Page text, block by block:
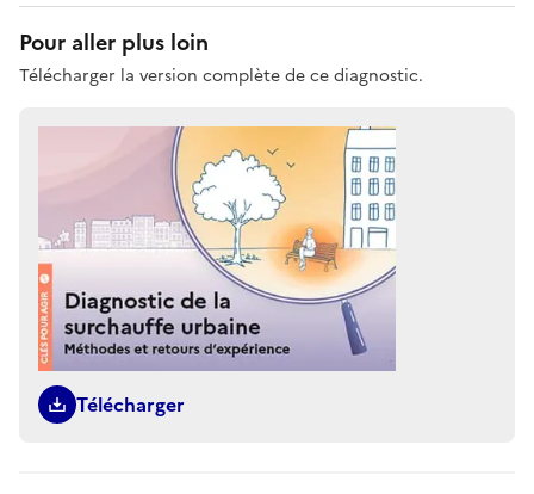
Pour aller plus loin
Télécharger la version complète de ce diagnostic.
Télécharger